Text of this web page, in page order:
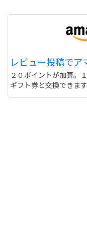
http://
サイトは日
情報は英語
偽物うって
しないと危
る人もいる
レビュー投稿でア
２０ポイントが加算。
ギフト券と交換できます